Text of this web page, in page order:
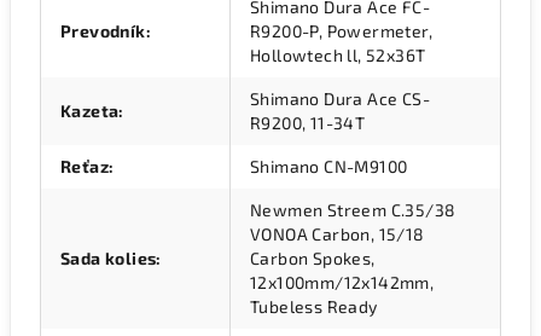
Prevodník:
Shimano Dura Ace FC-
R9200-P, Powermeter,
Hollowtech ll, 52x36T
Kazeta:
Shimano Dura Ace CS-
R9200, 11-34T
Reťaz: Shimano CN-M9100
Sada kolies:
Newmen Streem C.35/38
VONOA Carbon, 15/18
Carbon Spokes,
12x100mm/12x142mm,
Tubeless Ready